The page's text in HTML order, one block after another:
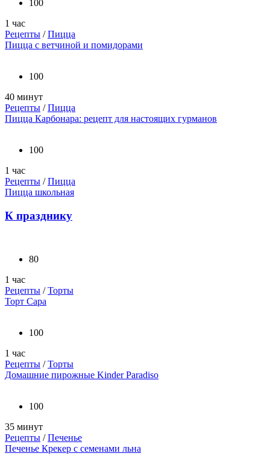
100
1 час
Рецепты /Пицца
Пицца с ветчиной и помидорами
100
40 минут
Рецепты /Пицца
Пицца Карбонара: рецепт для настоящих гурманов
100
1 час
Рецепты /Пицца
Пицца школьная
К празднику
80
1 час
Рецепты /Торты
Торт Сара
100
1 час
Рецепты /Торты
Домашние пирожные Kinder Paradiso
100
35 минут
Рецепты /Печенье
Печенье Крекер с семенами льна